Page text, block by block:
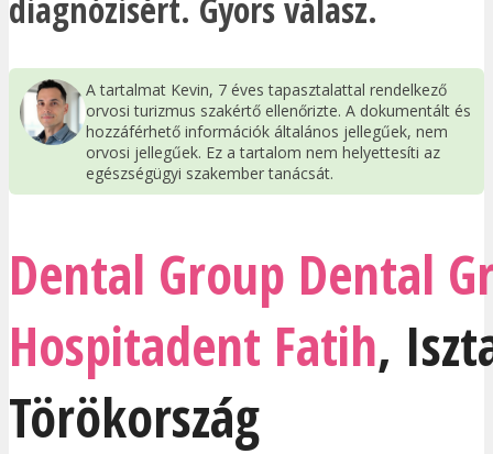
A tartalmat Kevin, 7 éves tapasztalattal rendelkező
orvosi turizmus szakértő ellenőrizte. A dokumentált és
hozzáférhető információk általános jellegűek, nem
orvosi jellegűek. Ez a tartalom nem helyettesíti az
egészségügyi szakember tanácsát.
Dental Group Dental
Hospitadent Fatih,
Törökország